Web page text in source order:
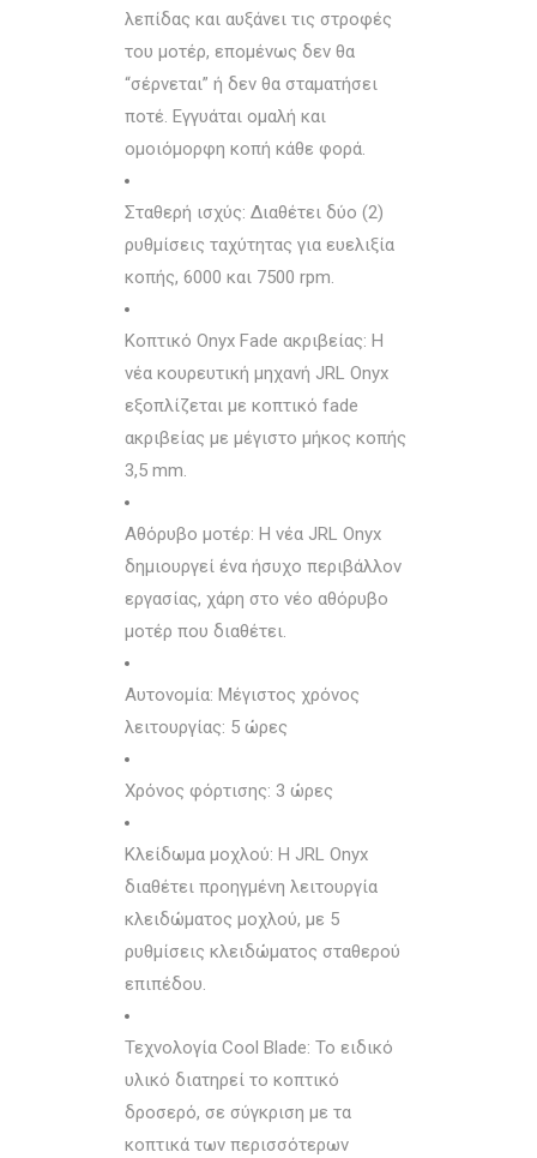
λεπίδας και αυξάνει τις στροφές
του μοτέρ, επομένως δεν θα
“σέρνεται” ή δεν θα σταματήσει
ποτέ. Εγγυάται ομαλή και
ομοιόμορφη κοπή κάθε φορά.
Σταθερή ισχύς: Διαθέτει δύο (2)
ρυθμίσεις ταχύτητας για ευελιξία
κοπής, 6000 και 7500 rpm.
Κοπτικό Onyx Fade ακριβείας: Η
νέα κουρευτική μηχανή JRL Onyx
εξοπλίζεται με κοπτικό fade
ακριβείας με μέγιστο μήκος κοπής
3,5 mm.
Αθόρυβο μοτέρ: Η νέα JRL Onyx
δημιουργεί ένα ήσυχο περιβάλλον
εργασίας, χάρη στο νέο αθόρυβο
μοτέρ που διαθέτει.
Αυτονομία: Μέγιστος χρόνος
λειτουργίας: 5 ώρες
Χρόνος φόρτισης: 3 ώρες
Κλείδωμα μοχλού: Η JRL Onyx
διαθέτει προηγμένη λειτουργία
κλειδώματος μοχλού, με 5
ρυθμίσεις κλειδώματος σταθερού
επιπέδου.
Τεχνολογία Cool Blade: Το ειδικό
υλικό διατηρεί το κοπτικό
δροσερό, σε σύγκριση με τα
κοπτικά των περισσότερων